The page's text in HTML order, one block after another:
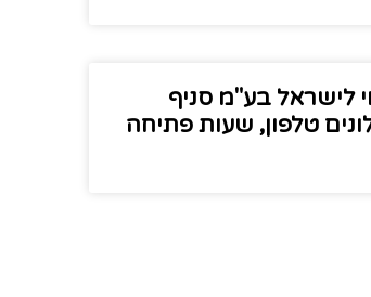
לישראל בע"מ סניף
טלפון, שעות פתיחה